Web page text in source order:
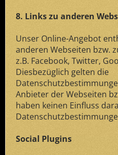
8. Links zu anderen
Unser Online-Angebot
anderen Webseiten bzw.
z.B. Facebook, Twitter,
Diesbezüglich gelten die
Anbieter der Webseiten
haben keinen Einfluss
Social Plugins